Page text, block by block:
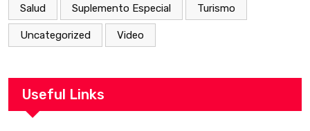
Salud Suplemento Especial Turismo
Uncategorized Video
Useful Links